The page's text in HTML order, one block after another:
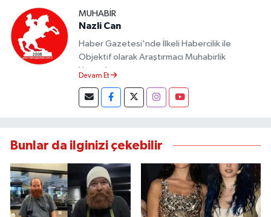
MUHABIR
Nazli Can
Haber Gazetesi'nde İlkeli Habercilik ile
Objektif olarak Araştırmacı Muhabirlik
Yapmaktayım.
Devam Et
Bunlar da ilginizi çekebilir